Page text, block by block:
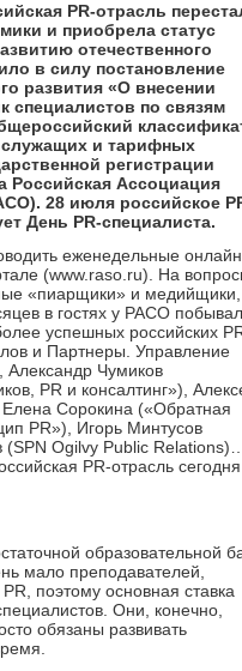
PR-отрасль
и приобрела статус
отечественного
в силу постановление
развития «О внесении
специалистов по связям
и тарифных
регистрации
Российская Ассоциация
28 июля российское
День PR-специалиста.
еженедельные
(www.raso.ru). На
«пиарщики» и медийщики,
в гостях у РАСО
успешных российских
и Партнеры. Управление
Александр Чумиков
PR и консалтинг»),
Сорокина («Обратная
PR»), Игорь Минтусов
Ogilvy Public
PR-отрасль
образовательной
мало преподавателей,
поэтому основная ставка
Они, конечно,
обязаны развивать